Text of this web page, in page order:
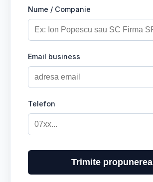
Nume / Companie
Email business
Telefon
Trimite propunerea